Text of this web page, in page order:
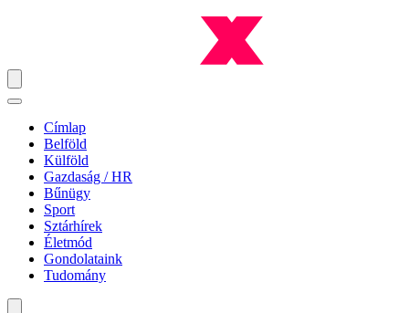
Címlap
Belföld
Külföld
Gazdaság / HR
Bűnügy
Sport
Sztárhírek
Életmód
Gondolataink
Tudomány